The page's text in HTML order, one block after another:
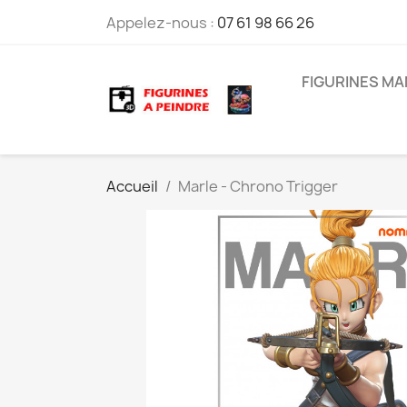
Appelez-nous : 07 61 98 66 26
FIGURINES
Accueil Marle - Chrono Trigger